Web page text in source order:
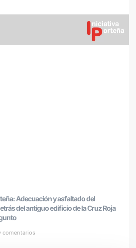
Adecuación y asfaltado del
del antiguo edificio de la Cruz Roja
comentarios